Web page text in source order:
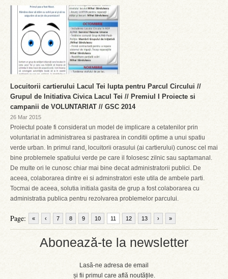
Abonează-te la newsletter
Lasă-ne adresa de email
și fii primul care află noutățile.
Locuitorii cartierului Lacul Tei lupta pentru Parcul Circului //
Grupul de Initiativa Civica Lacul Tei // Premiul I Proiecte si
campanii de VOLUNTARIAT // GSC 2014
26 Mar 2015
Proiectul poate fi considerat un model de implicare a cetatenilor prin
voluntariat in administrarea si pastrarea in conditii optime a unui spatiu
verde urban. In primul rand, locuitorii orasului (ai cartierului) cunosc cel mai
bine problemele spatiului verde pe care il folosesc zilnic sau saptamanal.
De multe ori le cunosc chiar mai bine decat administratorii publici. De
aceea, colaborarea dintre ei si adminstratori este utila de ambele parti.
Tocmai de aceea, solutia initiala gasita de grup a fost colaborarea cu
administratia publica pentru rezolvarea problemelor parcului.
Page: « ‹ 7 8 9 10 11 12 13 › »